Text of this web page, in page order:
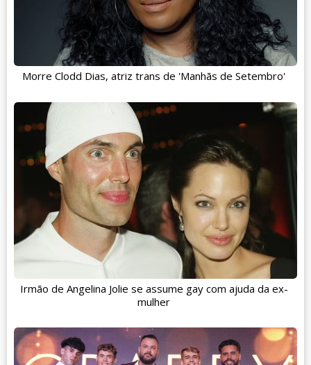
Morre Clodd Dias, atriz trans de 'Manhãs de Setembro'
Irmão de Angelina Jolie se assume gay com ajuda da ex-
mulher